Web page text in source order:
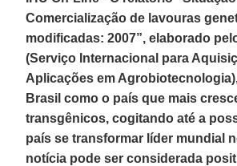
Comercialização de lavouras
modificadas: 2007”, elaborado
(Serviço Internacional para
Aplicações em
Brasil como o país que mais
transgênicos, cogitando até a
país se transformar líder mundial
notícia pode ser considerada